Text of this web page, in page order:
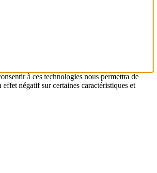
à ces technologies nous permettra de
négatif sur certaines caractéristiques et